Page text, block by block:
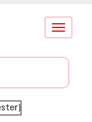
Conmutar